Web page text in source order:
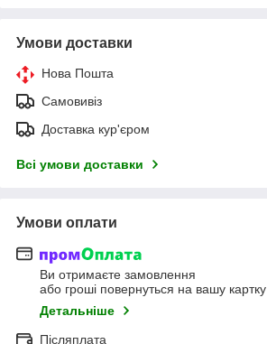
Умови доставки
Нова Пошта
Самовивіз
Доставка кур'єром
Всі умови доставки
Умови оплати
Ви отримаєте замовлення
або гроші повернуться на вашу картку
Детальніше
Післяплата